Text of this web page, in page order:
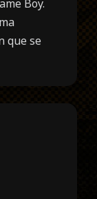
Boy.
que se